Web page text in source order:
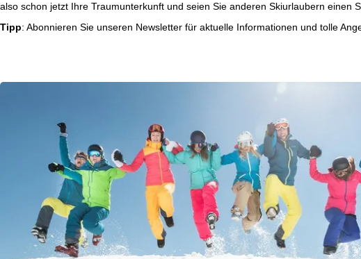
Cookie-Hinweis
Für ein optimales Webangebot
auch mit unseren Partnern teilen.
Browserinformationen erstellt.
individualisierten Werbung und
auch die Datenweitergabe
Europäischen Wirtschaftsraumes
t
also schon jetzt Ihre Traumunterkunft und seien Sie anderen Skiurlaubern einen
Tipp: Abonnieren Sie unseren Newsletter für aktuelle Informationen und tolle